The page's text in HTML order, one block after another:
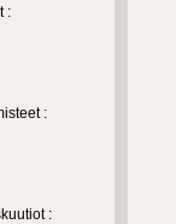
:
:
: